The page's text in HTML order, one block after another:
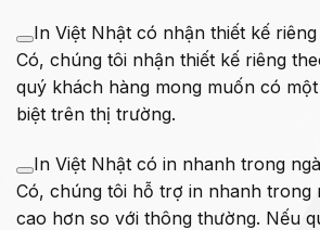
In Việt Nhật có nhận thiết kế
Có, chúng tôi nhận thiết kế riêng
quý khách hàng mong muốn có
biệt trên thị trường.
In Việt Nhật có in nhanh trong
Có, chúng tôi hỗ trợ in nhanh trong
cao hơn so với thông thường. Nếu